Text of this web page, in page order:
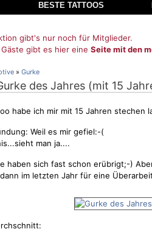
BESTE TATTOOS
gibt's nur noch für Mitglieder.
gibt es hier eine Seite mit den
» Gurke
des Jahres (mit 15
habe ich mir mit 15 Jahren stechen
Weil es mir gefiel:-(
man ja....
haben sich fast schon erübrigt;-)
im letzten Jahr für eine